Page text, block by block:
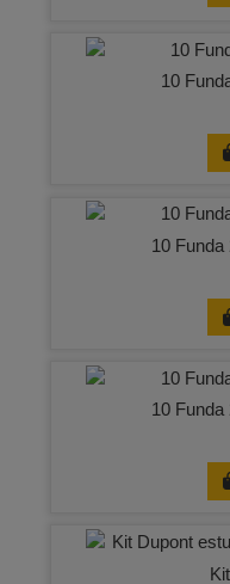
10
10 Funda
10 Funda